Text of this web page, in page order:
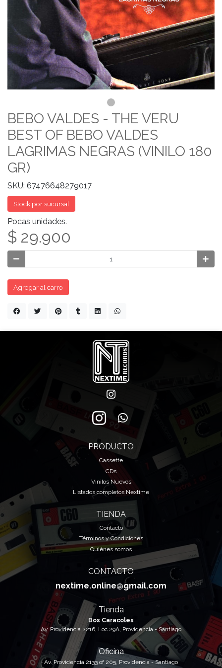
BEBO VALDES - THE VERU
BEST OF BEBO VALDES
LAGRIMAS NEGRAS (VINILO 180
GR)
SKU: 67476648279017
Stock por sucursal
Pocas unidades.
$ 29.900
Agregar al carro
PRODUCTO
Cassette
CDs
Vinilos Nuevos
Listados completos Nextime
TIENDA
Contacto
Términos y Condiciones
Quiénes somos
CONTACTO
nextime.online@gmail.com
Tienda
Dos Caracoles
Av. Providencia 2216, Loc 29A, Providencia - Santiago
Oficina
Av. Providencia 2133 of 205, Providencia - Santiago